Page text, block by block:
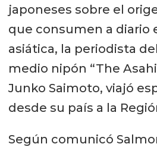
japoneses sobre el
que consumen a diario
asiática, la periodista
medio nipón “The
Junko Saimoto, viajó
desde su país a la
Según comunicó